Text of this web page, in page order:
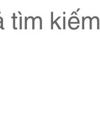
tìm kiếm